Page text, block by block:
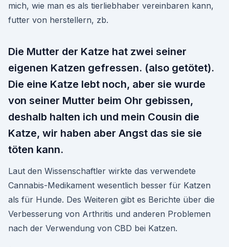
mich, wie man es als tierliebhaber vereinbaren kann,
futter von herstellern, zb.
Die Mutter der Katze hat zwei seiner
eigenen Katzen gefressen. (also getötet).
Die eine Katze lebt noch, aber sie wurde
von seiner Mutter beim Ohr gebissen,
deshalb halten ich und mein Cousin die
Katze, wir haben aber Angst das sie sie
töten kann.
Laut den Wissenschaftler wirkte das verwendete
Cannabis-Medikament wesentlich besser für Katzen
als für Hunde. Des Weiteren gibt es Berichte über die
Verbesserung von Arthritis und anderen Problemen
nach der Verwendung von CBD bei Katzen.